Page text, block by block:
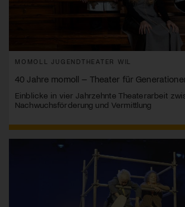
MOMOLL JUGENDTHEATER WIL
40 Jahre momoll – Theater für
Einblicke in vier Jahrzehnte Theaterarbeit
Nachwuchsförderung und Vermittlung